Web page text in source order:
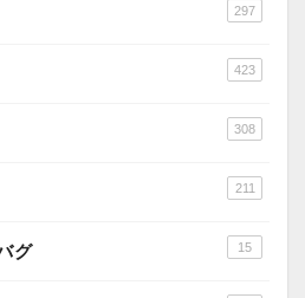
297
423
308
211
グ 15